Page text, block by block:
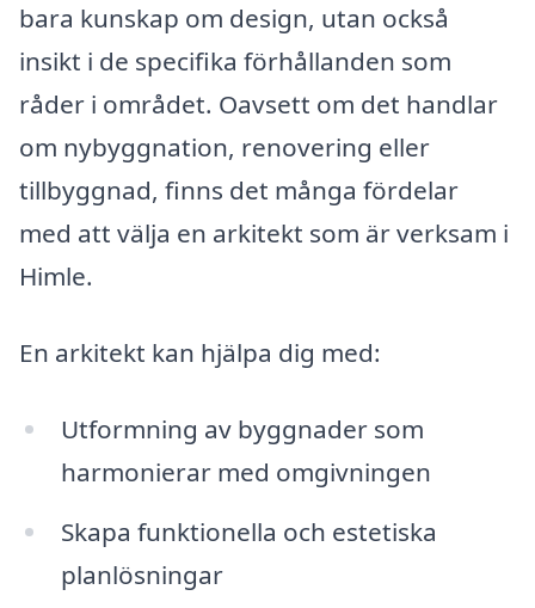
bara kunskap om design, utan också
insikt i de specifika förhållanden som
råder i området. Oavsett om det handlar
om nybyggnation, renovering eller
tillbyggnad, finns det många fördelar
med att välja en arkitekt som är verksam i
Himle.
En arkitekt kan hjälpa dig med:
Utformning av byggnader som
harmonierar med omgivningen
Skapa funktionella och estetiska
planlösningar